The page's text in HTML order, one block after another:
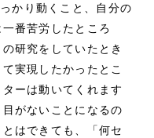
かり動くこと、自分の
番苦労したところ
研究をしていたとき
実現したかったとこ
ーは動いてくれます
がないことになるの
はできても、「何セ